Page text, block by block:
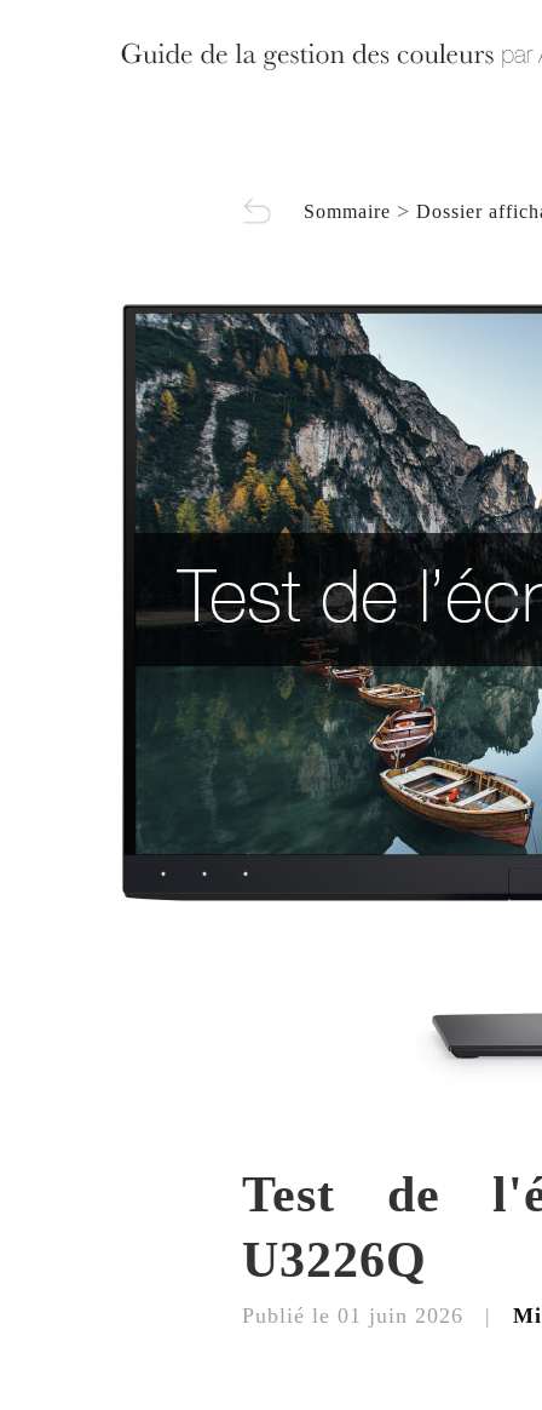
Sommaire > Dossier
Test de
U3226Q
Publié le 01 juin 2026 |